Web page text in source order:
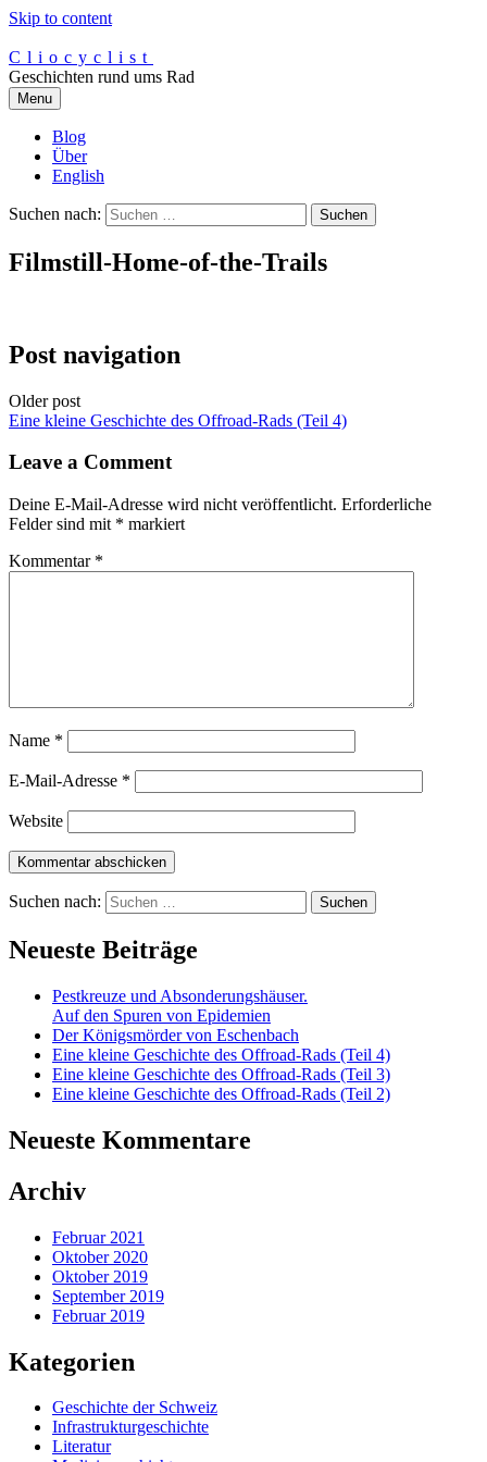
Skip to content
Cliocyclist
Geschichten rund ums Rad
Menu
Blog
Über
English
Suchen nach:
Filmstill-Home-of-the-Trails
Post navigation
Older post
Eine kleine Geschichte des Offroad-Rads (Teil 4)
Leave a Comment
Deine E-Mail-Adresse wird nicht veröffentlicht. Erforderliche
Felder sind mit * markiert
Kommentar *
Name *
E-Mail-Adresse *
Website
Suchen nach:
Neueste Beiträge
Pestkreuze und Absonderungshäuser.
Auf den Spuren von Epidemien
Der Königsmörder von Eschenbach
Eine kleine Geschichte des Offroad-Rads (Teil 4)
Eine kleine Geschichte des Offroad-Rads (Teil 3)
Eine kleine Geschichte des Offroad-Rads (Teil 2)
Neueste Kommentare
Archiv
Februar 2021
Oktober 2020
Oktober 2019
September 2019
Februar 2019
Kategorien
Geschichte der Schweiz
Infrastrukturgeschichte
Literatur